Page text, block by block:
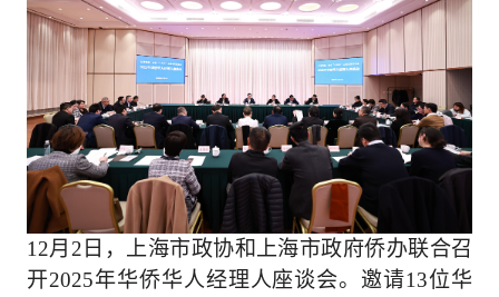
12月2日，上海市政协和上海市政府侨办联合召
开2025年华侨华人经理人座谈会。邀请13位华